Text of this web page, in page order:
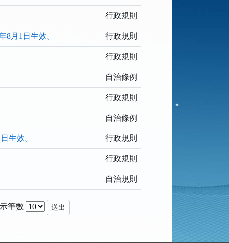
行政規則
8月1日生效。 行政規則
行政規則
自治條例
行政規則
自治條例
生效。 行政規則
行政規則
自治規則
筆數 送出